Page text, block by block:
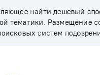
найти дешевый
тематики. Размещение
систем